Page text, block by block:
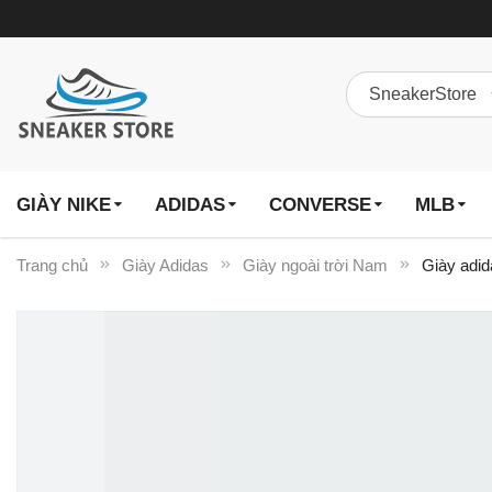
GIÀY NIKE ADIDAS CONVERSE MLB
Trang chủ Giày Adidas Giày ngoài trời Nam Giày